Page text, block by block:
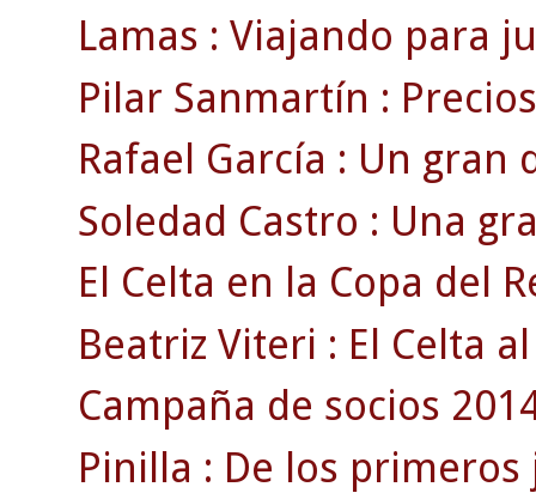
Lamas : Viajando para
Pilar Sanmartín :
Rafael García : Un gran
Soledad Castro : Una
El Celta en la Copa del
Beatriz Viteri : El Celta
Campaña de socios
Pinilla : De los